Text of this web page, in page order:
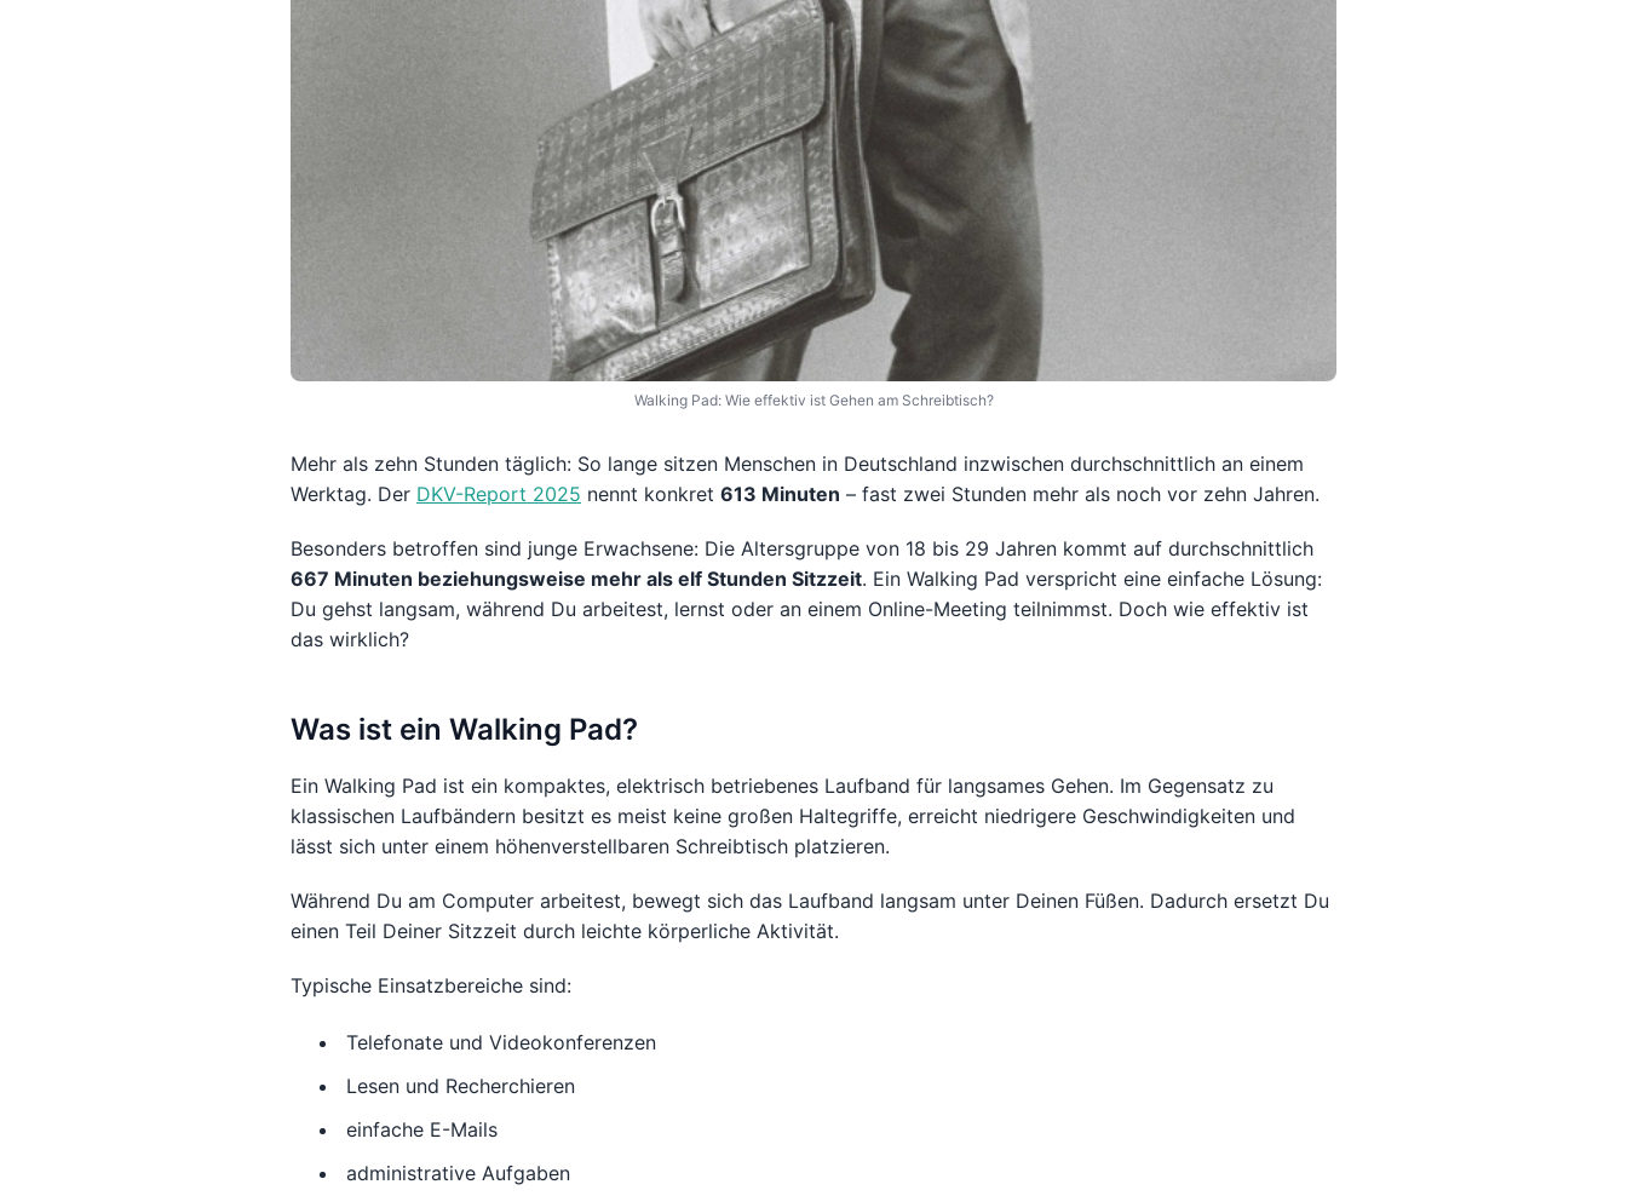
Walking Pad: Wie effektiv ist Gehen am Schreibtisch?
Mehr als zehn Stunden täglich: So lange sitzen Menschen in Deutschland inzwischen durchschnittlich an einem
Werktag. Der DKV-Report 2025 nennt konkret 613 Minuten – fast zwei Stunden mehr als noch vor zehn Jahren.
Besonders betroffen sind junge Erwachsene: Die Altersgruppe von 18 bis 29 Jahren kommt auf durchschnittlich
667 Minuten beziehungsweise mehr als elf Stunden Sitzzeit. Ein Walking Pad verspricht eine einfache Lösung:
Du gehst langsam, während Du arbeitest, lernst oder an einem Online-Meeting teilnimmst. Doch wie effektiv ist
das wirklich?
Was ist ein Walking Pad?
Ein Walking Pad ist ein kompaktes, elektrisch betriebenes Laufband für langsames Gehen. Im Gegensatz zu
klassischen Laufbändern besitzt es meist keine großen Haltegriffe, erreicht niedrigere Geschwindigkeiten und
lässt sich unter einem höhenverstellbaren Schreibtisch platzieren.
Während Du am Computer arbeitest, bewegt sich das Laufband langsam unter Deinen Füßen. Dadurch ersetzt Du
einen Teil Deiner Sitzzeit durch leichte körperliche Aktivität.
Typische Einsatzbereiche sind:
Telefonate und Videokonferenzen
Lesen und Recherchieren
einfache E-Mails
administrative Aufgaben